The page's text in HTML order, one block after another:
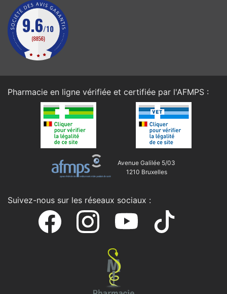
Pharmacie en ligne vérifiée et certifiée par l'AFMPS :
Avenue Galilée 5/03
1210 Bruxelles
Suivez-nous sur les réseaux sociaux :